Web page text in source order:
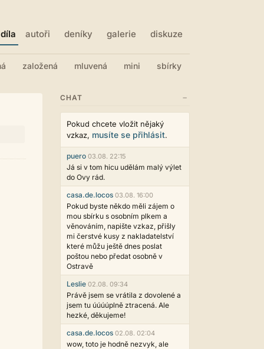
díla autoři deníky galerie diskuze
založená mluvená mini sbírky
CHAT −
Pokud chcete vložit nějaký
vzkaz, musíte se přihlásit.
puero 03.08. 22:15
Já si v tom hicu udělám malý výlet
do Ovy rád.
casa.de.locos 03.08. 16:00
Pokud byste někdo měli zájem o
mou sbírku s osobním plkem a
věnováním, napište vzkaz, přišly
mi čerstvé kusy z nakladatelství
které můžu ještě dnes poslat
poštou nebo předat osobně v
Ostravě
Leslie 02.08. 09:34
Právě jsem se vrátila z dovolené a
jsem tu úúúúplně ztracená. Ale
hezké, děkujeme!
casa.de.locos 02.08. 02:04
wow, toto je hodně nezvyk, ale